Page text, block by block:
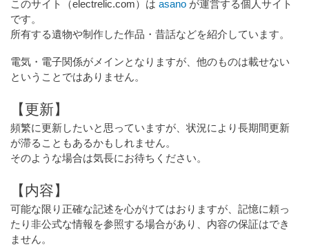
ー
このサイト（electrelic.com）は asano が運営する個人サイト
です。
所有する遺物や制作した作品・昔話などを紹介しています。
電気・電子関係がメインとなりますが、他のものは載せない
ということではありません。
【更新】
頻繁に更新したいと思っていますが、状況により長期間更新
が滞ることもあるかもしれません。
そのような場合は気長にお待ちください。
【内容】
可能な限り正確な記述を心がけてはおりますが、記憶に頼っ
たり非公式な情報を参照する場合があり、内容の保証はでき
ません。